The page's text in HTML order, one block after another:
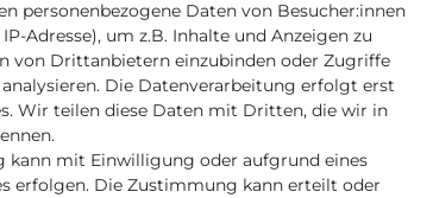
Hauttalg
die empfindliche
personenbezogene Daten von Besucher:innen
Adresse), um z.B. Inhalte und Anzeigen zu
von Drittanbietern einzubinden oder Zugriffe
Die Datenverarbeitung erfolgt erst
Wir teilen diese Daten mit Dritten, die wir in
kann mit Einwilligung oder aufgrund eines
erfolgen. Die Zustimmung kann erteilt oder